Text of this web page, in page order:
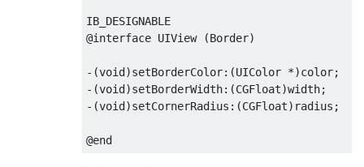
@interface UIView (Border)
-(void )setBorderColor:(UIColor *)color;
-(void )setBorderWidth:(CGFloat)width;
-(void )setCornerRadius :(CGFloat) radius ;
@end